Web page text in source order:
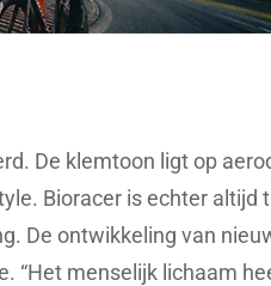
De klemtoon ligt op
Bioracer is echter altijd
De ontwikkeling van
“Het menselijk lichaam